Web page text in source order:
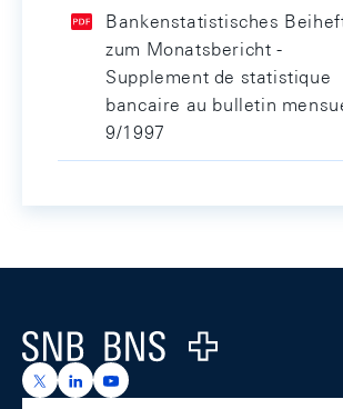
Bankenstatistisches
zum Monatsbericht -
Supplement de statistique
bancaire au bulletin
9/1997
Logo
https://x.com/snb_bns
https://ch.linkedin.com/
https://www.youtube.com/